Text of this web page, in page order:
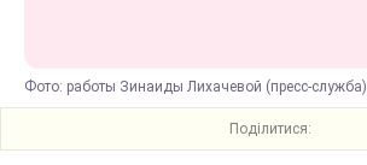
Фото: работы Зинаиды Лихачевой (пресс-служба)
Поділитися: